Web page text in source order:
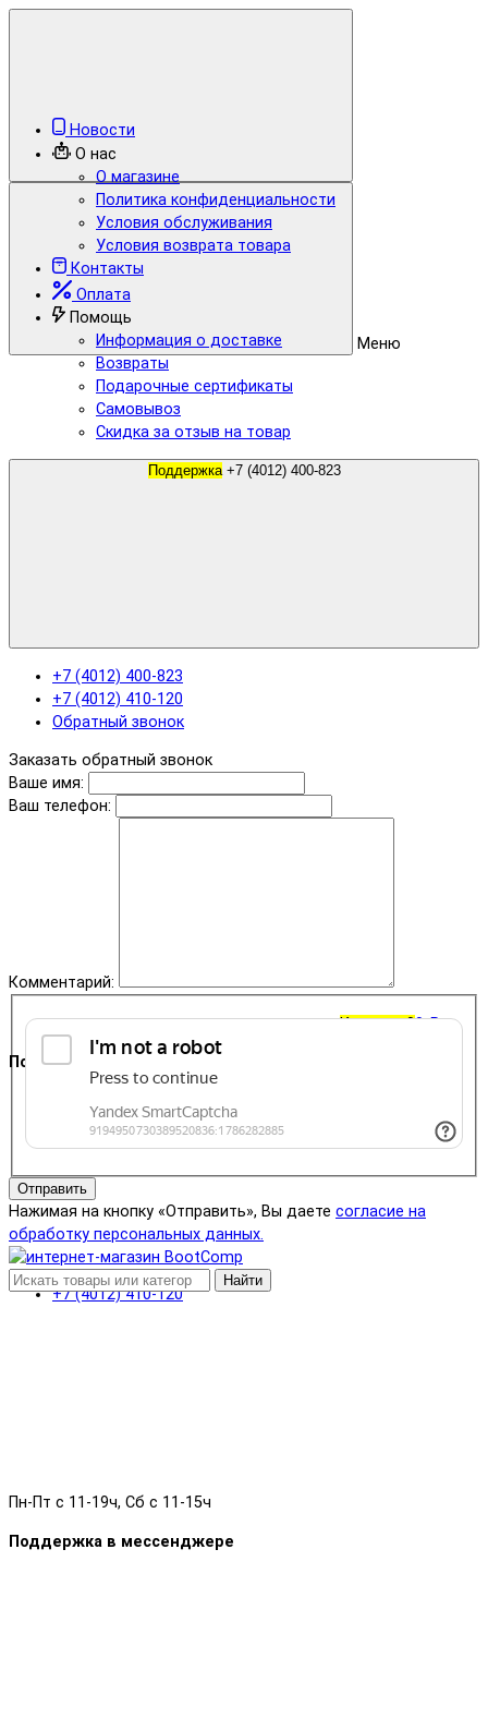
Меню
Корзина 00 ₽
Поддержка
+7 (4012) 410-120
Пн-Пт с 11-19ч, Сб с 11-15ч
Поддержка в мессенджере
Новости
О нас
О магазине
Политика конфиденциальности
Условия обслуживания
Условия возврата товара
Контакты
Оплата
Помощь
Информация о доставке
Возвраты
Подарочные сертификаты
Самовывоз
Скидка за отзыв на товар
Поддержка +7 (4012) 400-823
+7 (4012) 400-823
+7 (4012) 410-120
Обратный звонок
Заказать обратный звонок
Ваше имя:
Ваш телефон:
Комментарий:
Отправить
Нажимая на кнопку «Отправить», Вы даете согласие на
обработку персональных данных.
Найти